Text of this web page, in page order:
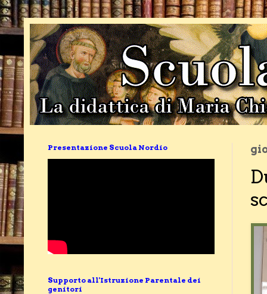
Presentazione Scuola Nordio
Supporto all'Istruzione Parentale dei
genitori